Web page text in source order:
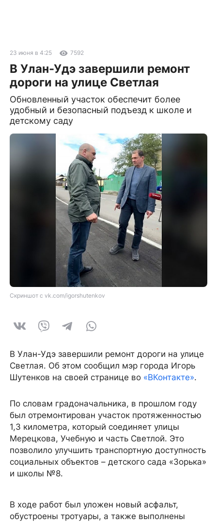
23 июня в 4:25 7592
В Улан-Удэ завершили ремонт
дороги на улице Светлая
Обновленный участок обеспечит более
удобный и безопасный подъезд к школе и
детскому саду
Скриншот с vk.com/igorshutenkov
В Улан-Удэ завершили ремонт дороги на улице
Светлая. Об этом сообщил мэр города Игорь
Шутенков на своей странице во «ВКонтакте».
По словам градоначальника, в прошлом году
был отремонтирован участок протяженностью
1,3 километра, который соединяет улицы
Мерецкова, Учебную и часть Светлой. Это
позволило улучшить транспортную доступность
социальных объектов – детского сада «Зорька»
и школы №8.
В ходе работ был уложен новый асфальт,
обустроены тротуары, а также выполнены